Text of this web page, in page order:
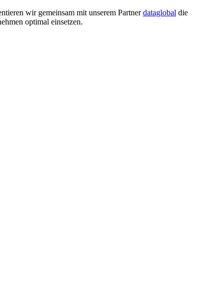
wir gemeinsam mit unserem Partnerdataglobal die
optimal einsetzen.